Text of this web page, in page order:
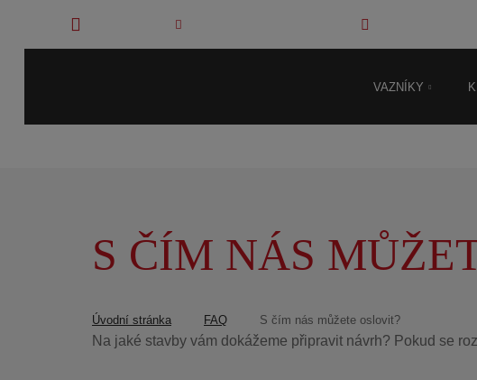
VAZNÍKY
S ČÍM NÁS
Úvodní stránka FAQ S čím nás můžete oslovit?
Na jaké stavby vám dokážeme připravit návrh? Pokud se